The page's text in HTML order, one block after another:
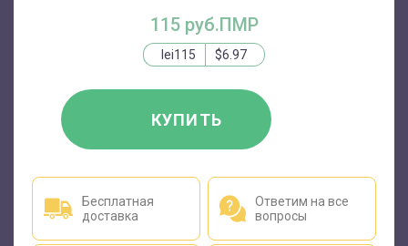
115 руб.ПМР
lei115 $6.97
КУПИТЬ
Бесплатная
доставка
Ответим на все
вопросы